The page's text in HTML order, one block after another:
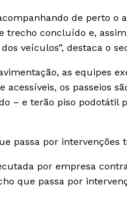
de perto o
trecho concluído e,
veículos”, destaca o
as equipes
acessíveis, os passeios
– e terão piso podotátil
passa por intervenções
por empresa
que passa por